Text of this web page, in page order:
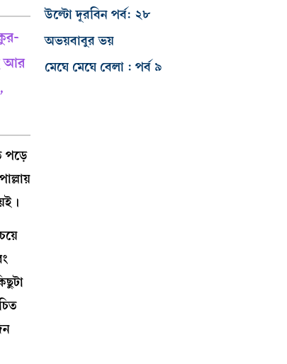
আর
পড়ে
উল্টো দূরবিন পর্ব: ২৮
অভয়বাবুর ভয়
মেঘে মেঘে বেলা : পর্ব ৯